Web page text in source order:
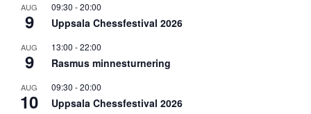
AUG
9
09:30 -20:00
Uppsala Chessfestival 2026
AUG
9
13:00 -22:00
Rasmus minnesturnering
AUG
10
09:30 -20:00
Uppsala Chessfestival 2026